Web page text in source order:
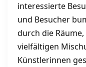
interessierte
und Besucher
durch die
vielfältigen
Künstlerinnen